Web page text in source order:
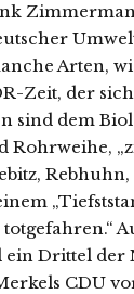
Arten,
Zeit, der
sind dem
Drittel der
CDU